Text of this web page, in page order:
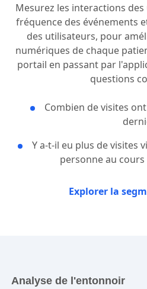
Mesurez les interactions
fréquence des événements
des utilisateurs, pour
numériques de chaque
portail en passant par
questions
Combien de visites
Y a-t-il eu plus de visites
personne au
Explorer la
Analyse de l'entonnoir